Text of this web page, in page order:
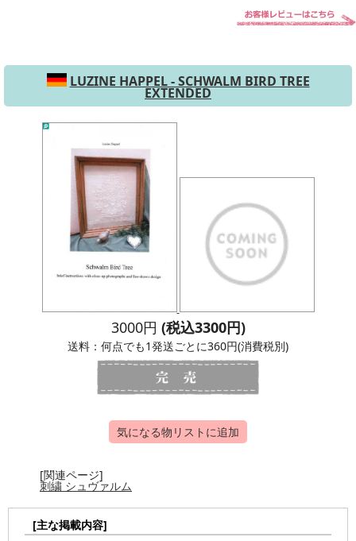
LUZINE HAPPEL - SCHWALM BIRD TREE
EXTENDED
3000円 (税込3300円)
送料：何点でも1発送ごとに360円(消費税別)
気になる物リストに追加
[関連ページ]
刺繍 シュヴァルム
[主な掲載内容]